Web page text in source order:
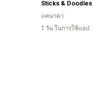
Sticks & Doodles
แคนาดา
1 วัน ในการใช้แอป